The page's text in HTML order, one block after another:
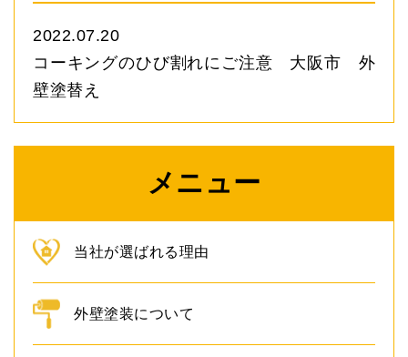
2022.07.20
コーキングのひび割れにご注意 大阪市 外
壁塗替え
メニュー
当社が選ばれる理由
外壁塗装について